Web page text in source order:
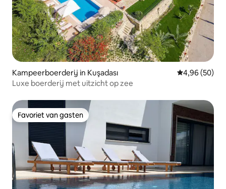
Kampeerboerderij in Kuşadası Gemiddelde
4,96 (50)
Luxe boerderij met uitzicht op zee
Favoriet van gasten
Favoriet van gasten